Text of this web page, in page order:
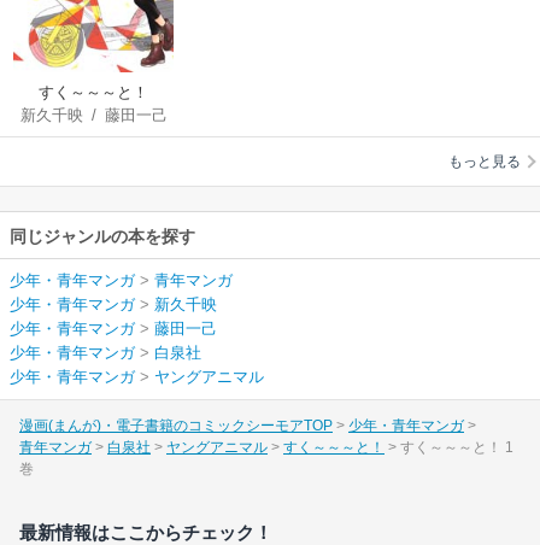
すく～～～と！
新久千映 / 藤田一己
もっと見る
同じジャンルの本を探す
少年・青年マンガ> 青年マンガ
少年・青年マンガ> 新久千映
少年・青年マンガ> 藤田一己
少年・青年マンガ> 白泉社
少年・青年マンガ> ヤングアニマル
漫画(まんが)・電子書籍のコミックシーモアTOP
少年・青年マンガ
青年マンガ
白泉社 ヤングアニマル すく～～～と！
すく～～～と！ 1
巻
最新情報はここからチェック！